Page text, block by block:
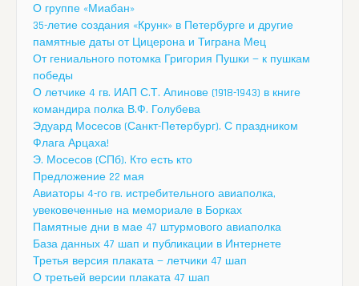
О группе «Миабан»
35-летие создания «Крунк» в Петербурге и другие
памятные даты от Цицерона и Тиграна Мец
От гениального потомка Григория Пушки — к пушкам
победы
О летчике 4 гв. ИАП С.Т. Апинове (1918-1943) в книге
командира полка В.Ф. Голубева
Эдуард Мосесов (Санкт-Петербург). С праздником
Флага Арцаха!
Э. Мосесов (СПб). Кто есть кто
Предложение 22 мая
Авиаторы 4-го гв. истребительного авиаполка,
увековеченные на мемориале в Борках
Памятные дни в мае 47 штурмового авиаполка
База данных 47 шап и публикации в Интернете
Третья версия плаката — летчики 47 шап
О третьей версии плаката 47 шап